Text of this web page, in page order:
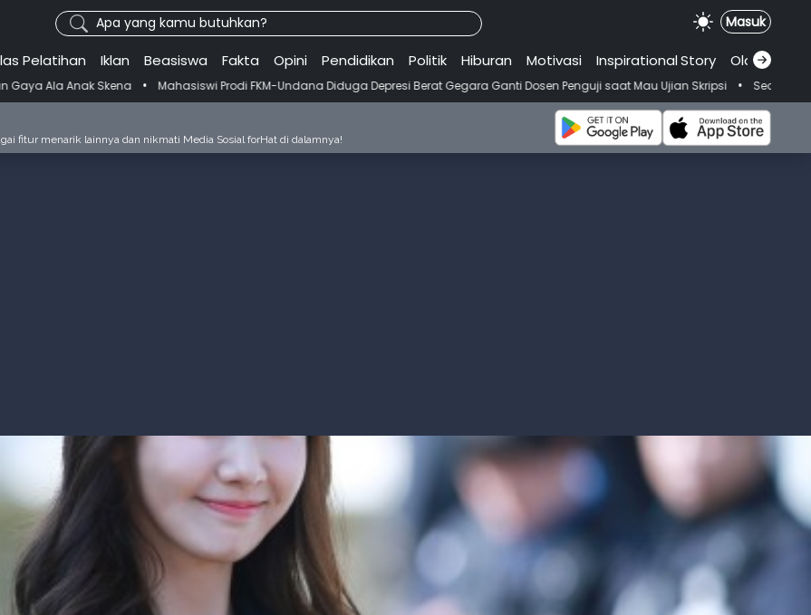
Apa yang kamu butuhkan? Masuk
Pelatihan Iklan Beasiswa Fakta Opini Pendidikan Politik Hiburan Motivasi Inspirational.Story Olahraga
• Mahasiswi Prodi FKM-Undana Diduga Depresi Berat Gegara Ganti Dosen Penguji saat Mau Ujian Skripsi • Seorang Wanita Meninggal
fitur menarik lainnya dan nikmati Media Sosial forHat di dalamnya!